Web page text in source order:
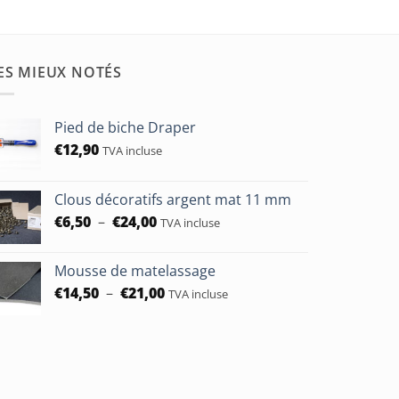
MIEUX NOTÉS
Pied de biche Draper
€12,90 TVA incluse
Clous décoratifs argent mat 11 mm
€6,50 – €24,00Plage
€6,50
à
TVA incluse
Mousse de matelassage
€14,50 – €21,00Plage
TVA incluse